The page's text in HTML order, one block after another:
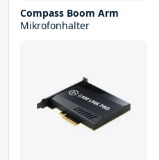
Compass Boom Arm
Mikrofonhalter